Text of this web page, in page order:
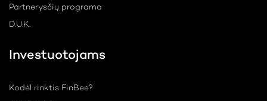
Partnerysčių programa
D.U.K.
Investuotojams
Kodėl rinktis FinBee?